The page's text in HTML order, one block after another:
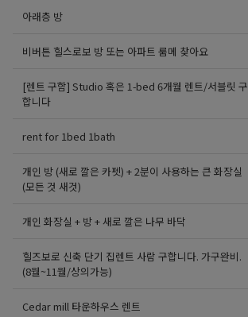
아래층 방
비버튼 힐스로보 방 또는 아파트 룸메 찾아요
[렌트 구함] Studio 혹은 1-bed 6개월 렌트/서블릿 구
합니다
rent for 1bed 1bath
개인 방 (새로 깔은 카펫) + 2분이 사용하는 큰 화장실
(모든 것 새것)
개인 화장실 + 방 + 새로 깔은 나무 바닥
힐즈보로 신축 단기 집렌트 사람 구합니다. 가구완비.
(8월~11월/상의가능)
Cedar mill 타운하우스 렌트